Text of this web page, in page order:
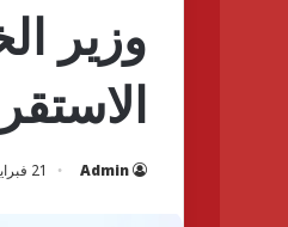
وزير
Admin 21 فبراير, 2025 6:23 م